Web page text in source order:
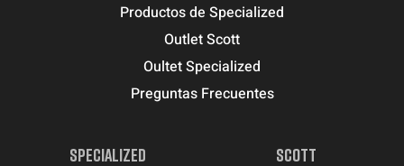
Productos de Specialized
Outlet Scott
Oultet Specialized
Preguntas Frecuentes
SPECIALIZED SCOTT